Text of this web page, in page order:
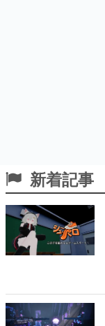
新着記事